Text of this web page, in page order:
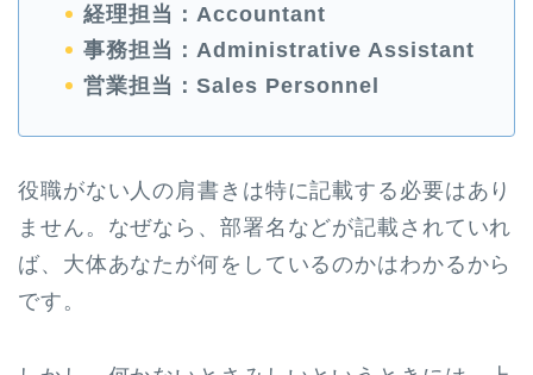
経理担当：Accountant
事務担当：Administrative Assistant
営業担当：Sales Personnel
役職がない人の肩書きは特に記載する必要はあり
ません。なぜなら、部署名などが記載されていれ
ば、大体あなたが何をしているのかはわかるから
です。